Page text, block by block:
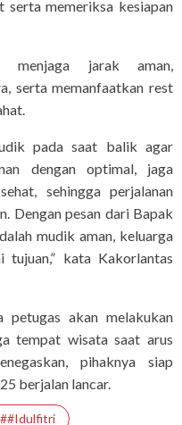
serta memeriksa kesiapan
menjaga jarak aman,
serta memanfaatkan rest
pada saat balik agar
dengan optimal, jaga
sehingga perjalanan
Dengan pesan dari Bapak
mudik aman, keluarga
tujuan,” kata Kakorlantas
petugas akan melakukan
tempat wisata saat arus
pihaknya siap
berjalan lancar.
##Idulfitri